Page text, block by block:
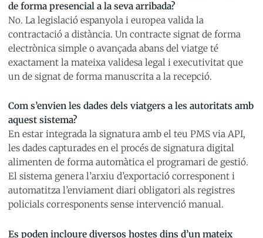
de forma presencial a la seva arribada?
No. La legislació espanyola i europea valida la
contractació a distància. Un contracte signat de forma
electrònica simple o avançada abans del viatge té
exactament la mateixa validesa legal i executivitat que
un de signat de forma manuscrita a la recepció.
Com s’envien les dades dels viatgers a les autoritats amb
aquest sistema?
En estar integrada la signatura amb el teu PMS via API,
les dades capturades en el procés de signatura digital
alimenten de forma automàtica el programari de gestió.
El sistema genera l’arxiu d’exportació corresponent i
automatitza l’enviament diari obligatori als registres
policials corresponents sense intervenció manual.
Es poden incloure diversos hostes dins d’un mateix